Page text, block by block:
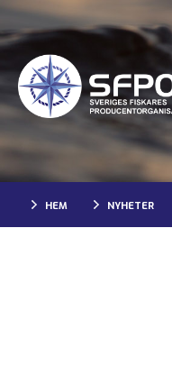
HEM NYHETER